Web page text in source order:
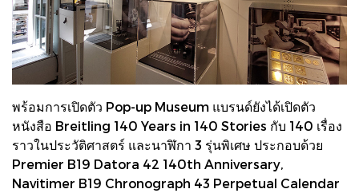
พร้อมการเปิดตัว Pop-up Museum แบรนด์ยังได้เปิดตัว
หนังสือ Breitling 140 Years in 140 Stories กับ 140 เรื่อง
ราวในประวัติศาสตร์ และนาฬิกา 3 รุ่นพิเศษ ประกอบด้วย
Premier B19 Datora 42 140th Anniversary,
Navitimer B19 Chronograph 43 Perpetual Calendar